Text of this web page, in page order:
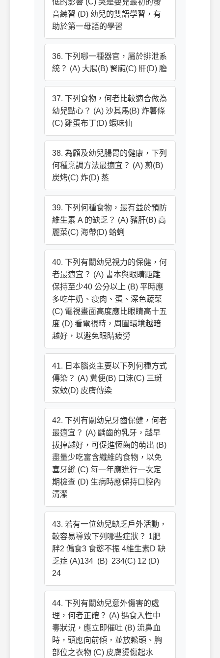
低的影響 (C) 哭是嬰兒最初的發
音練習 (D) 幼兒的雙語學習，有
助於第一母語的學習
36. 下列哪一種器官，屬於排泄系
統？ (A) 大腸(B) 腎臟(C) 肝(D) 膽
37. 下列食物，何者比較適合做為
幼兒點心？ (A) 沙其馬(B) 炸薯條
(C) 雞蛋布丁(D) 蝦味仙
38. 為顧及幼兒腸胃的健康，下列
何種烹調方法最適宜？ (A) 煎(B)
炭烤(C) 炸(D) 蒸
39. 下列何種食物，最有益於預防
維生素 A 的缺乏？ (A) 豬肝(B) 高
麗菜(C) 海帶(D) 蛤蜊
40. 下列有關幼兒視力的保健，何
者最適宜？ (A) 書本與眼睛距離
保持至少40 公分以上 (B) 平時應
多吃牛奶、瘦肉、蛋、深色蔬菜
(C) 電視畫面高度應比眼睛高十五
度 (D) 看電視時，周圍環境越暗
越好，以避免眼睛疲勞
41. 日本腦炎主要以下列何種方式
傳染？ (A) 糞便(B) 口沫(C) 三斑
家蚊(D) 皮膚傳染
42. 下列有關幼兒牙齒保健，何者
最適宜？ (A) 齲齒的乳牙，越早
拔掉越好，可促進恆齒的萌出 (B)
盡量少吃富含纖維的食物，以免
塞牙縫 (C) 每一年應進行一次定
期檢查 (D) 生病時應保持口腔內
清潔
43. 若有一位幼兒缺乏戶外活動，
較容易導致下列哪些症狀？ 1肥
胖2 偏食3 食慾不振 4維生素D 缺
乏症 (A)134  (B)  234(C) 12 (D)
24
44. 下列有關幼兒意外傷害的處
理，何者正確？ (A) 遇食入性中
毒狀況，應立即催吐 (B) 流鼻血
時，頭應向前傾，並放鬆頭、胸
部位之衣物 (C) 皮膚燙傷起水